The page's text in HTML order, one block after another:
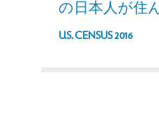
の日本人が住
U.S. CENSUS 2016